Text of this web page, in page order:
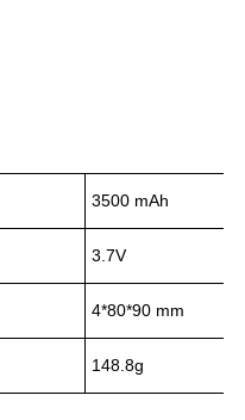
3500 mAh
3.7V
4*80*90 mm
148.8g